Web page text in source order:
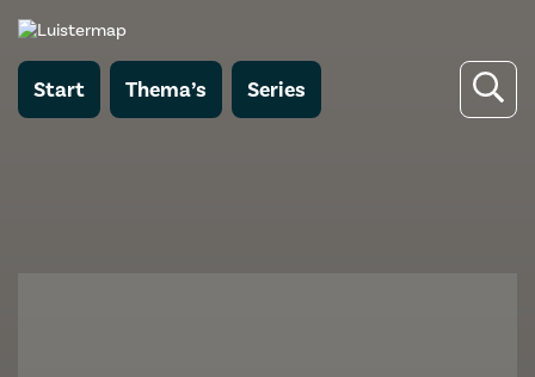
Start Thema’s Series